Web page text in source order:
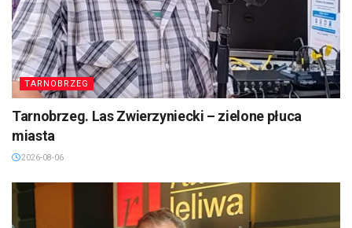
TARNOBRZEG
Tarnobrzeg. Las Zwierzyniecki – zielone płuca
miasta
2026-08-06